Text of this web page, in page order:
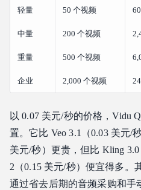
轻量 50 个视频
中量 200 个视频
重量 500 个视频
企业 2,000 个视频
以 0.07 美元/秒的价格，Vidu
置。它比 Veo 3.1（0.03 美元/
美元/秒）更贵，但比 Kling 3.0
2（0.15 美元/秒）便宜得多。
通过省去后期的音频采购和手